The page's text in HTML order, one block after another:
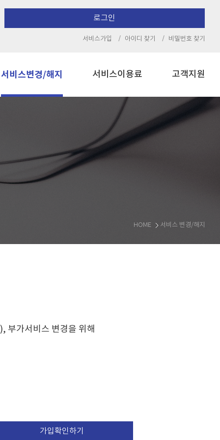
로그인
서비스가입 아이디 찾기 비밀번호 찾기
서비스변경/해지 서비스이용료 고객지원
HOME 서비스 변경/해지
부가서비스 변경을 위해
가입확인하기